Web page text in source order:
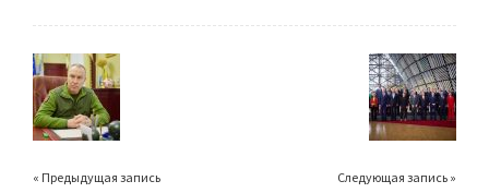
o
o
k
er
« Предыдущая запись Следующая запись »